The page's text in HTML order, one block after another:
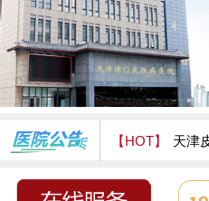
【HOT】 天津
天津